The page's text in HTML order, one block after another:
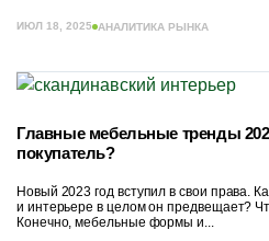
ИЮЛ 18, 2025 АНАЛИТИКА РЫНКА
Главные мебельные тренды
покупатель?
Новый 2023 год вступил в свои права.
и интерьере в целом он предвещает?
Конечно, мебельные формы и...